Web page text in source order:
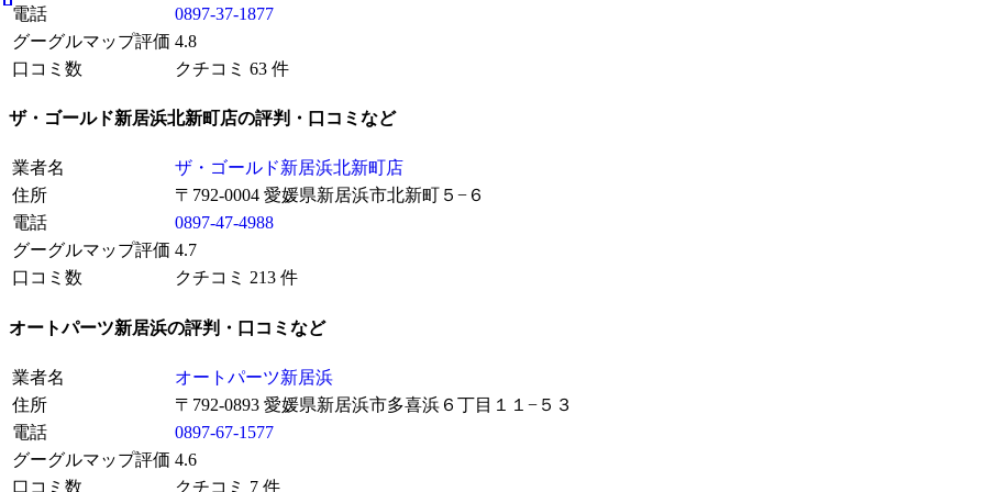
電話
0897-37-1877
グーグルマップ評価 4.8
口コミ数
クチコミ 63 件
ザ・ゴールド新居浜北新町店の評判・口コミなど
業者名
ザ・ゴールド新居浜北新町店
住所
〒792-0004 愛媛県新居浜市北新町５−６
電話
0897-47-4988
グーグルマップ評価 4.7
口コミ数
クチコミ 213 件
オートパーツ新居浜の評判・口コミなど
業者名
オートパーツ新居浜
住所
〒792-0893 愛媛県新居浜市多喜浜６丁目１１−５３
電話
0897-67-1577
グーグルマップ評価 4.6
口コミ数
クチコミ 7 件